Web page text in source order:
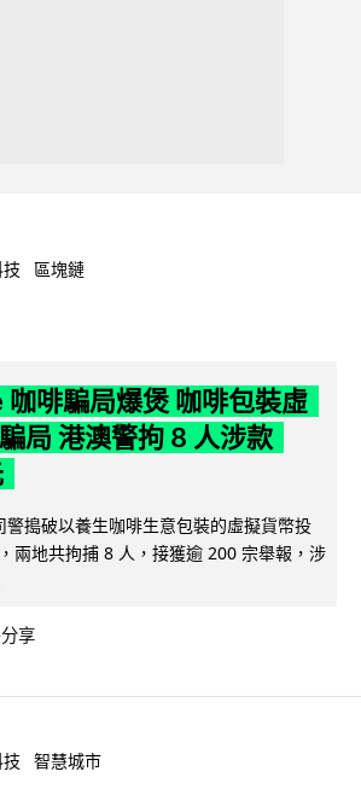
區塊鏈
啡騙局爆煲 咖啡包裝虛
局 港澳警拘 8 人涉款
警搗破以養生咖啡生意包裝的虛擬貨幣投
兩地共拘捕 8 人，接獲逾 200 宗舉報，涉
分享
智慧城市